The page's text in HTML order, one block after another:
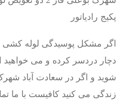
اگر مشکل پوسیدگی لوله کشی
دچار دردسر کرده و می
زندگی می کنید کافیست با ما